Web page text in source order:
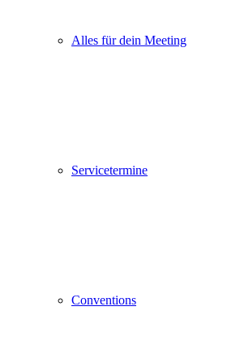
Alles für dein Meeting
Servicetermine
Conventions